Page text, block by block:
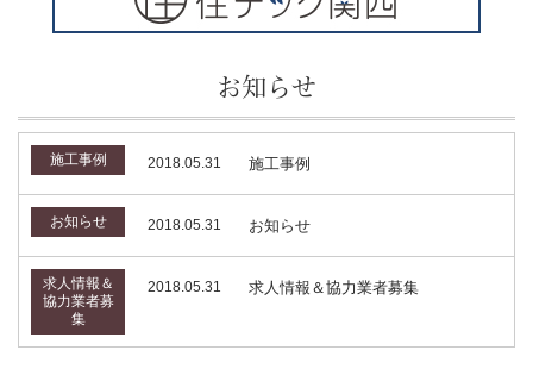
お知らせ
施工事例 2018.05.31 施工事例
お知らせ 2018.05.31 お知らせ
求人情報＆
協力業者募
集
2018.05.31 求人情報＆協力業者募集